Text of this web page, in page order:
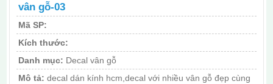
vân gỗ-03
Mã SP:
Kích thước:
Danh mục: Decal vân gỗ
Mô tả: decal dán kính hcm,decal với nhiều vân gỗ đẹp cùng